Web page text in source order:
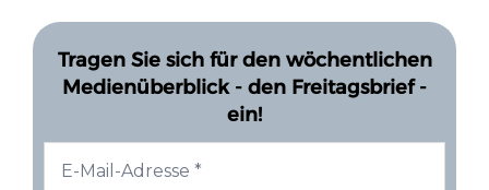
Tragen Sie sich für den wöchentlichen
Medienüberblick - den Freitagsbrief -
ein!